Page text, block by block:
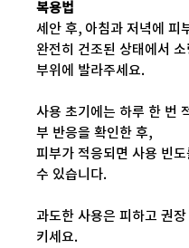
복용법
세안 후, 아침과 저녁에 피
완전히 건조된 상태에서
부위에 발라주세요.
사용 초기에는 하루 한 번
부 반응을 확인한 후,
피부가 적응되면 사용 빈
수 있습니다.
과도한 사용은 피하고 권장
키세요.